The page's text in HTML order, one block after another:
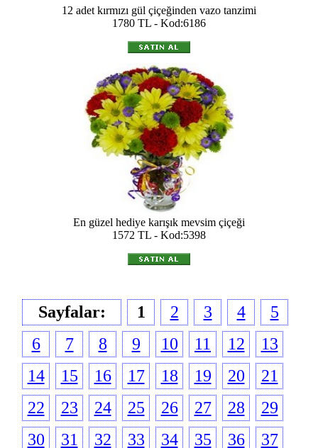
12 adet kırmızı gül çiçeğinden vazo tanzimi
1780 TL - Kod:6186
En güzel hediye karışık mevsim çiçeği
1572 TL - Kod:5398
Sayfalar: 1 2 3 4
5
6
7 8 9 10 11 12
13
14
15 16 17 18 19 20
21
22
23 24 25 26 27 28
29
30
31 32 33 34 35 36
37